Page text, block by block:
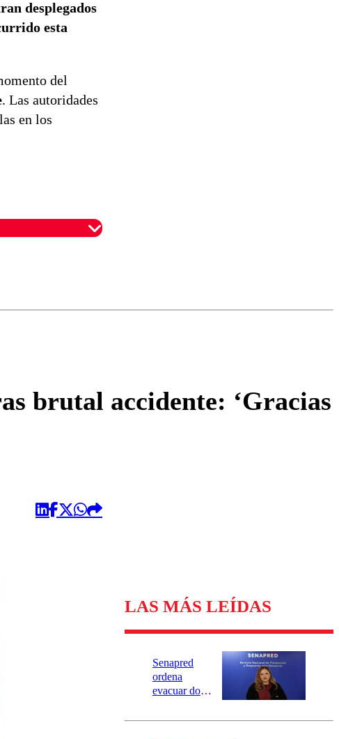
desplegados
esta
del
. Las autoridades
en los
brutal accidente: ‘Gracias
LAS MÁS LEÍDAS
Senapred
ordena
evacuar dos
Carahue por